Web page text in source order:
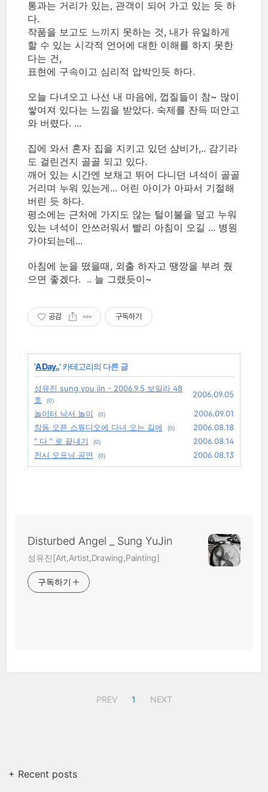
통과는 거리가 있는, 관객이 되어 가고 있는 듯 하
다.
작품을 보고도 느끼지 못하는 것, 내가 유일하게
할 수 있는 시각적 언어에 대한 이해를 하지 못한
다는 건,
표현에 구속이고 심리적 압박인듯 하다.
오늘 다녀오고 나선 내 마음에, 껍질들이 참~ 많이
쌓여져 있다는 느낌을 받았다. 숙제를 잔득 떠안고
와 버렸다. ...
집에 와서 혼자 집을 지키고 있던 샴비가,.. 감기라
도 걸린건지 골골 되고 있다.
깨어 있는 시간엔 보채고 뛰어 다니던 녀석이 골골
거리며 누워 있는게... 어린 아이가 아파서 기절해
버린 듯 하다.
평소에는 근처에 가지도 않는 털이불을 덮고 누워
있는 녀석이 안쓰러워서 빨리 아침이 오길 ... 병원
가야되는데...
아침에 눈을 떴을때, 외출 하자고 땡깡을 부려 줬
으면 좋겠다. .. 늘 그랬듯이~
공감 구독하기
'A Day..' 카테고리의 다른 글
성유진 sung you jin - 2006.9.5 보일라 48
호
(0)
2006.09.05
놀이터 낙서 놀이
(0)
2006.09.01
창동 오픈 스튜디오에 다녀 오는 길에
(0)
2006.08.18
" 다 " 로 끝내기
(0)
2006.08.14
전시 오프닝 공연
(0) 2006.08.13
Disturbed Angel _ Sung YuJin
성유진[Art,Artist,Drawing,Painting]
구독하기
PREV 1 NEXT
+ Recent posts